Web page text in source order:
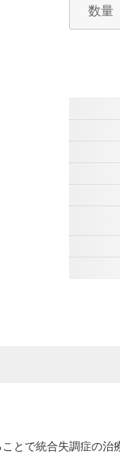
数量
とで統合失調症の治